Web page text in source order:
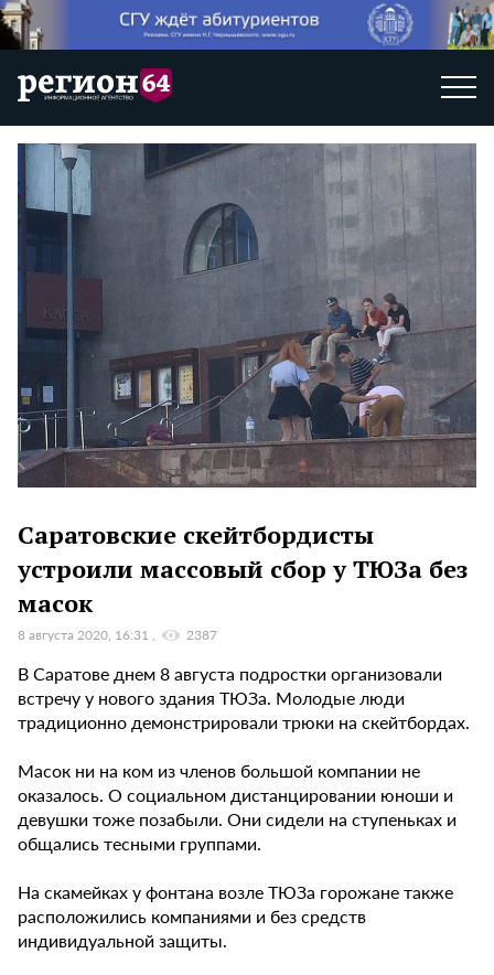
Саратовские скейтбордисты
устроили массовый сбор у ТЮЗа без
масок
8 августа 2020, 16:31 2387
В Саратове днем 8 августа подростки организовали
встречу у нового здания ТЮЗа. Молодые люди
традиционно демонстрировали трюки на скейтбордах.
Масок ни на ком из членов большой компании не
оказалось. О социальном дистанцировании юноши и
девушки тоже позабыли. Они сидели на ступеньках и
общались тесными группами.
На скамейках у фонтана возле ТЮЗа горожане также
расположились компаниями и без средств
индивидуальной защиты.